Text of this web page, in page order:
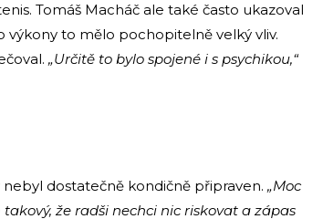
Tomáš Macháč ale také často ukazoval
výkony to mělo pochopitelně velký vliv.
„Určitě to bylo spojené i s psychikou,“
dostatečně kondičně připraven. „Moc
že radši nechci nic riskovat a zápas